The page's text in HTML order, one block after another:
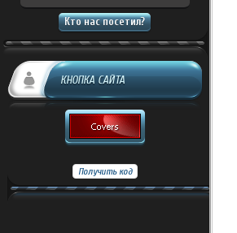
Кто нас посетил?
КНОПКА САЙТА